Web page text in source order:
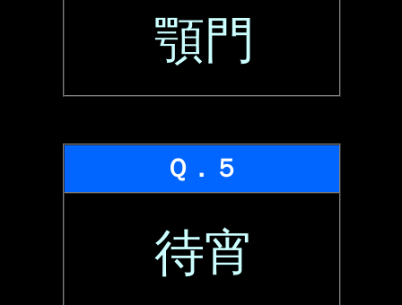
顎門
Ｑ．５
待宵